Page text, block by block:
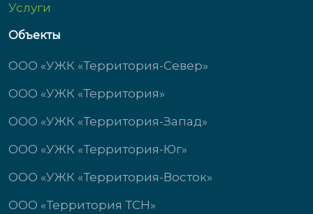
Услуги
Объекты
ООО «УЖК «Территория-Север»
ООО «УЖК «Территория»
ООО «УЖК «Территория-Запад»
ООО «УЖК «Территория-Юг»
ООО «УЖК «Территория-Восток»
ООО «Территория ТСН»